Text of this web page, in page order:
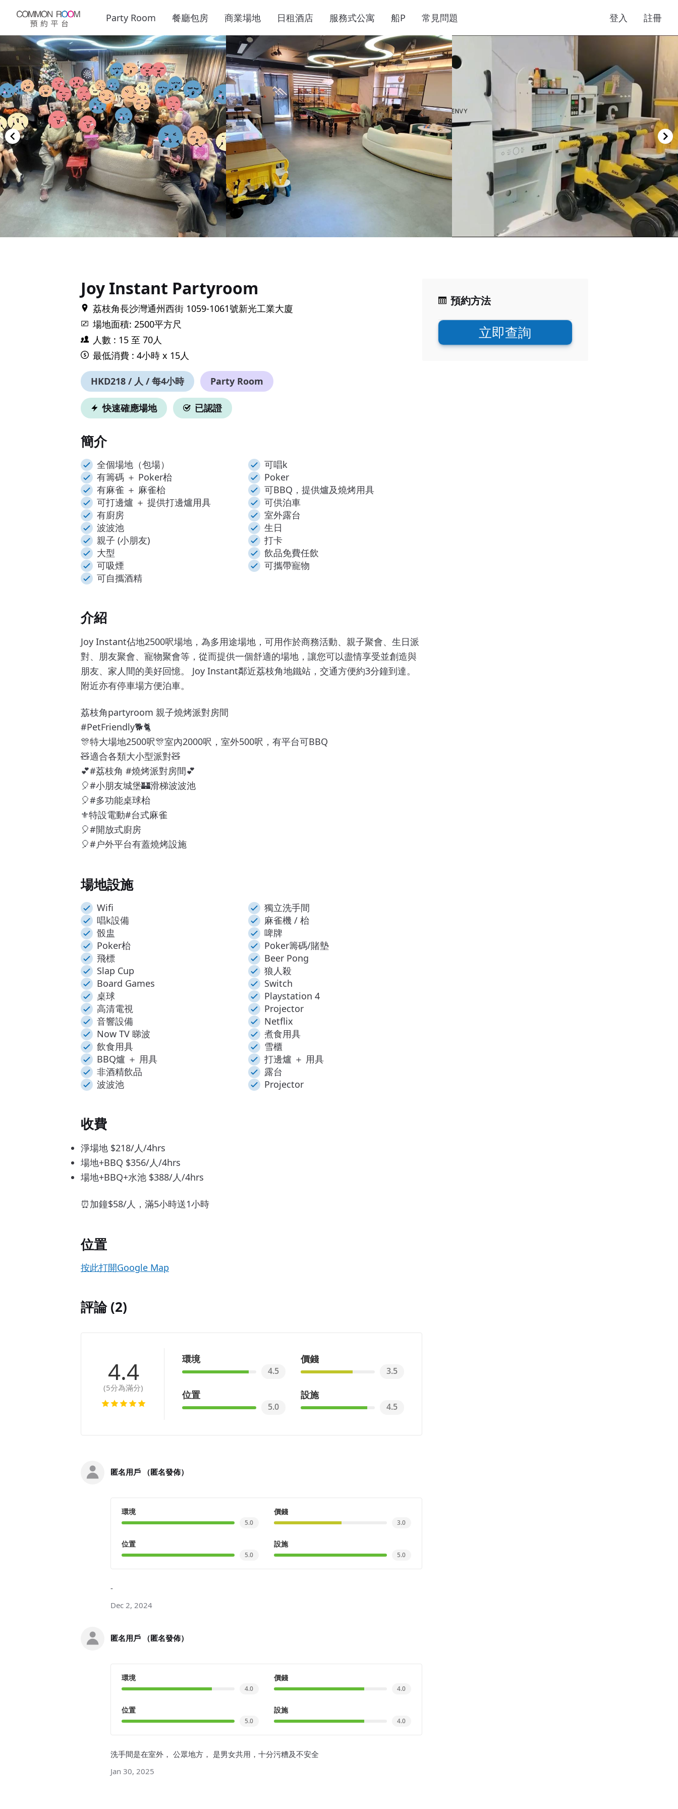
Party Room 餐廳包房 商業場地 日租酒店 服務式公寓 船P 常見問題 登入 註冊
預約方法
立即查詢
Joy Instant Partyroom
荔枝角長沙灣通州西街 1059-1061號新光工業大廈
場地面積: 2500平方尺
人數 : 15 至 70人
最低消費 : 4小時 x 15人
HKD218 / 人 / 每4小時 Party Room
快速確應場地 已認證
簡介
全個場地（包場）
可唱k
有籌碼 ＋ Poker枱
Poker
有麻雀 ＋ 麻雀枱
可BBQ，提供爐及燒烤用具
可打邊爐 ＋ 提供打邊爐用具
可供泊車
有廚房
室外露台
波波池
生日
親子 (小朋友)
打卡
大型
飲品免費任飲
可吸煙
可攜帶寵物
可自攜酒精
介紹
Joy Instant佔地2500呎場地，為多用途場地，可用作於商務活動、親子聚會、生日派
對、朋友聚會、寵物聚會等，從而提供一個舒適的場地，讓您可以盡情享受並創造與
朋友、家人間的美好回憶。 Joy Instant鄰近荔枝角地鐵站，交通方便約3分鐘到達。
附近亦有停車場方便泊車。
荔枝角partyroom 親子燒烤派對房間
#PetFriendly🐕🐈
🎊特大場地2500呎🎊室內2000呎，室外500呎，有平台可BBQ
🧸適合各類大小型派對🧸
💕#荔枝角 #燒烤派對房間💕
🎈#小朋友城堡🏰滑梯波波池
🎈#多功能桌球枱
⚜️特設電動#台式麻雀
🎈#開放式廚房
🎈#户外平台有蓋燒烤設施
場地設施
Wifi
獨立洗手間
唱k設備
麻雀機 / 枱
骰盅
啤牌
Poker枱
Poker籌碼/賭墊
飛標
Beer Pong
Slap Cup
狼人殺
Board Games
Switch
桌球
Playstation 4
高清電視
Projector
音響設備
Netflix
Now TV 睇波
煮食用具
飲食用具
雪櫃
BBQ爐 ＋ 用具
打邊爐 ＋ 用具
非酒精飲品
露台
波波池
Projector
收費
淨場地 $218/人/4hrs
場地+BBQ $356/人/4hrs
場地+BBQ+水池 $388/人/4hrs
⏰加鐘$58/人，滿5小時送1小時
位置
按此打開Google Map
評論 (2)
4.4
(5分為滿分)
環境
4.5
價錢
3.5
位置
5.0
設施
4.5
匿名用戶 （匿名發佈）
環境
5.0
價錢
3.0
位置
5.0
設施
5.0
-
Dec 2, 2024
匿名用戶 （匿名發佈）
環境
4.0
價錢
4.0
位置
5.0
設施
4.0
洗手間是在室外， 公眾地方， 是男女共用，十分污糟及不安全
Jan 30, 2025